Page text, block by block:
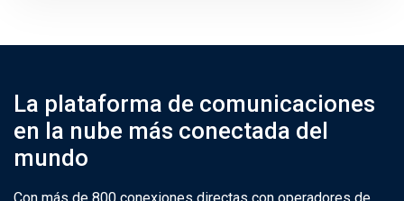
La plataforma de comunicaciones
en la nube más conectada del
mundo